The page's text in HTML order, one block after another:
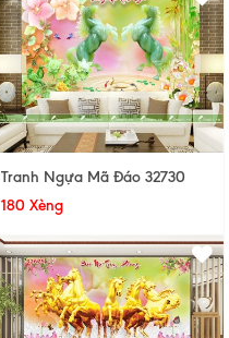
Tranh Ngựa Mã Đáo 32730
180 Xèng